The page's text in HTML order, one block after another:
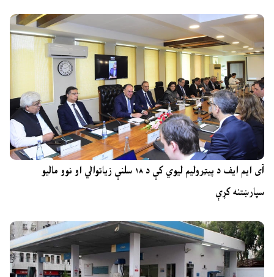
آی ایم ایف د پیټرولیم لیوي کې د ۱۸ سلنې زیاتوالي او نوو مالیو
سپارښتنه کړې